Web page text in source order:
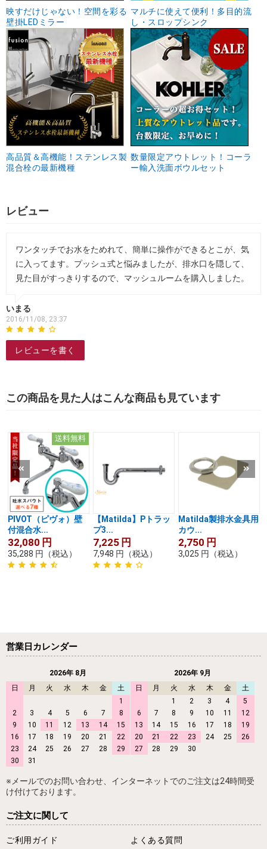
映すだけじゃない！空間を彩る
壁掛LEDミラー
マルチに使えて便利！多目的流
し・スロップシンク
高品質＆高機能！ステンレス製
混合栓の最新機種
数量限定アウトレット！コーラ
ー輸入洗面ボウルセット
レビュー
ワンタッチでお水をためれて、簡単に操作ができるとこが、気
に入ってます。プッシュ式と悩みましたが、排水口を隠して、
見た目がすっきりするので、マッシュルームを購入しました。
いまる
2016/11/08, 23:37
レビューを書く
この商品を見た人はこんな商品も見ています
送料無料
PIVOT（ピヴォ）壁
付混合水...
32,080 円
35,288 円 （税込）
【Matilda】Pトラッ
プ3...
7,225 円
7,948 円 （税込）
Matilda製排水金具用
カウ...
2,750 円
3,025 円 （税込）
営業日カレンダー
2026年 8月
日
月 火 水 木 金
土
1
2
3 4 5 6 7
8
9
10 11 12 13 14
15
16
17 18 19 20 21
22
23
24 25 26 27 28
29
30
31
2026年 9月
日
月 火 水 木 金
土
1
2 3 4
5
6
7 8 9 10 11
12
13
14 15 16 17 18
19
20
21 22 23 24 25
26
27
28 29 30
※メールでのお問い合わせ、インターネットでのご注文は24時間受
け付けております。
ご注文に関して
ご利用ガイド
よくある質問